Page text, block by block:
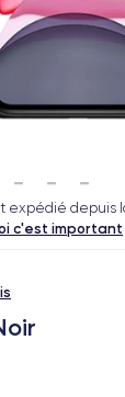
expédié depuis
c'est important